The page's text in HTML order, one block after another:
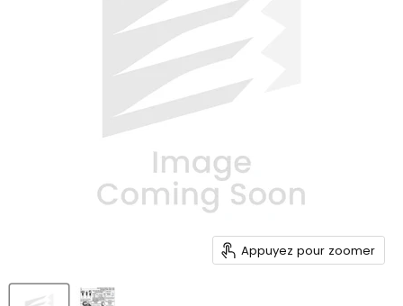
Appuyez pour zoomer